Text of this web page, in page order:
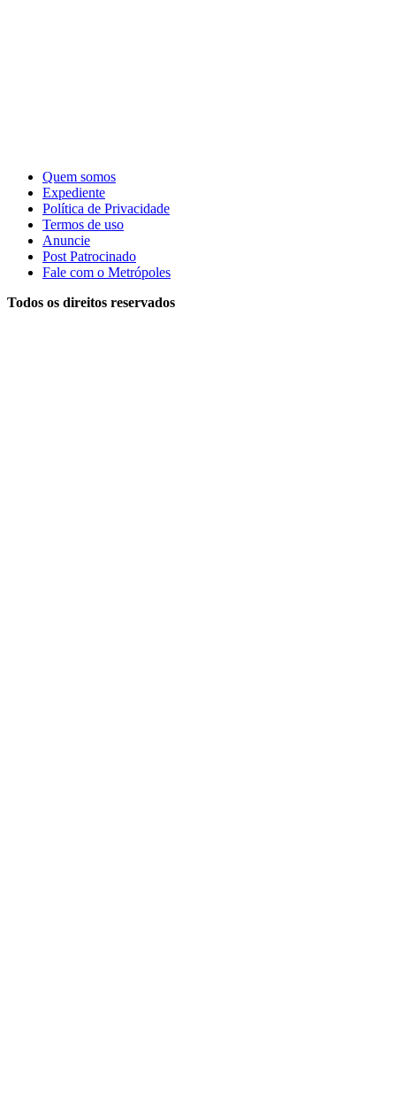
Quem somos
Expediente
Política de Privacidade
Termos de uso
Anuncie
Post Patrocinado
Fale com o Metrópoles
Todos os direitos reservados